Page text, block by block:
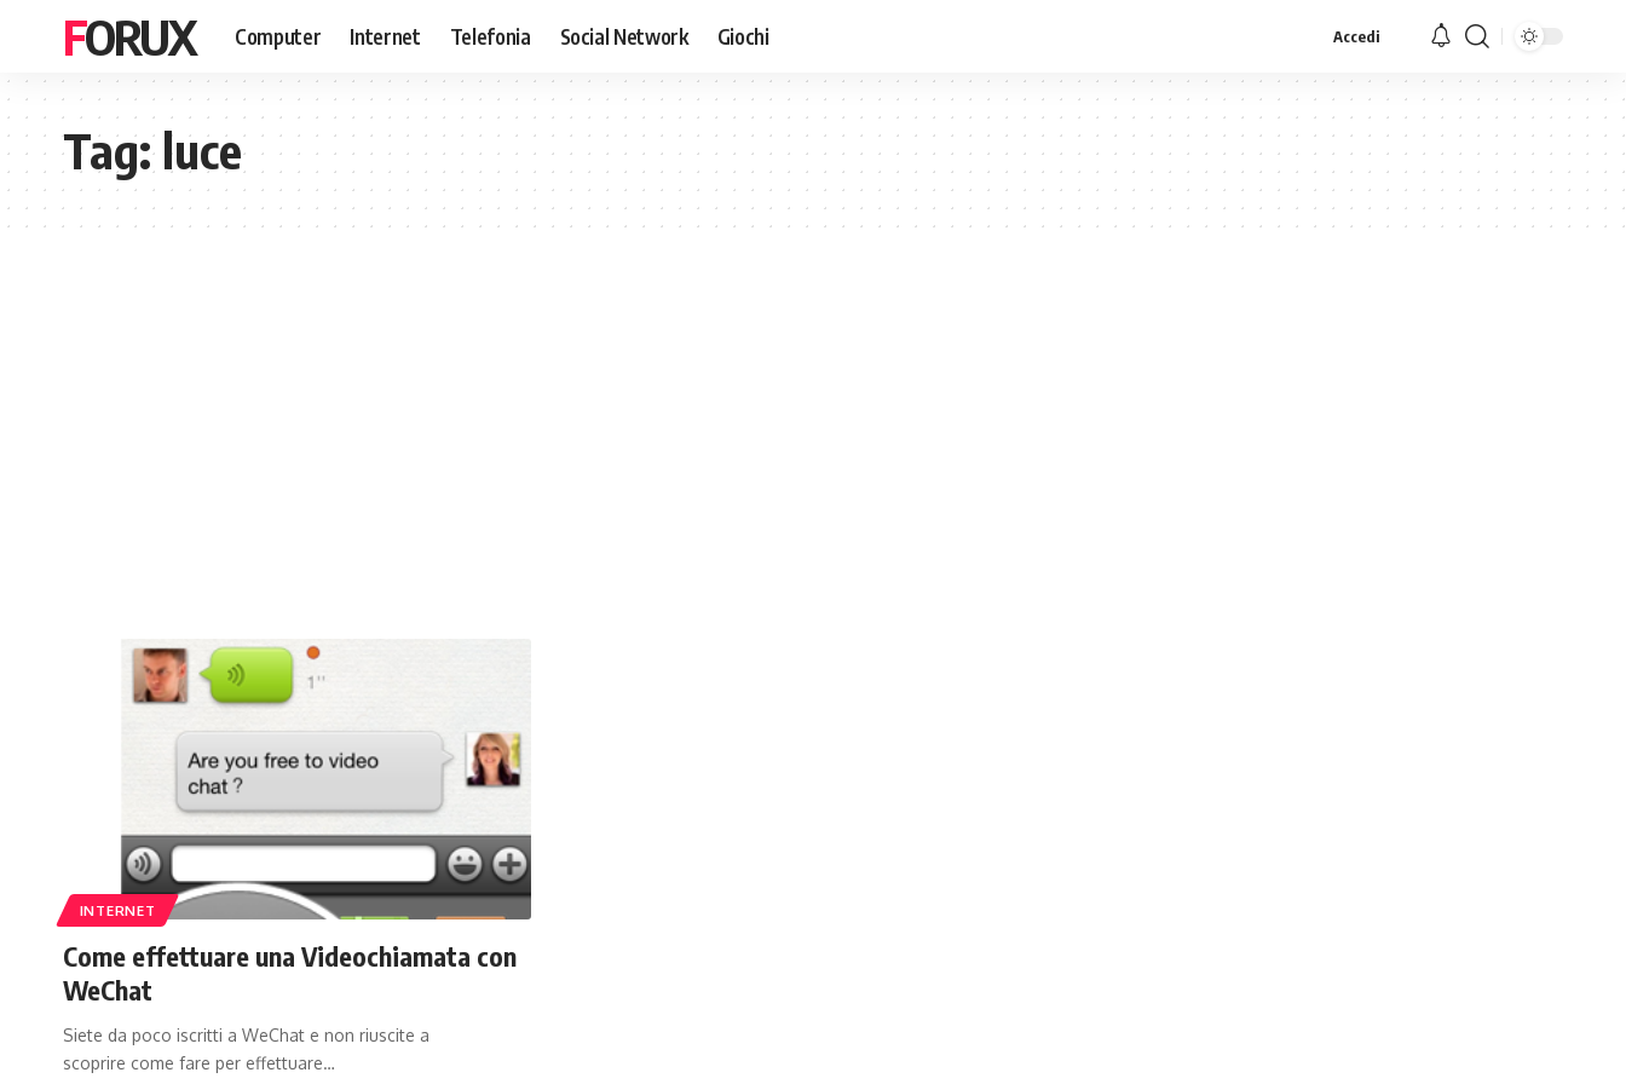
FORUX Computer Internet Telefonia Social Network Giochi Accedi
Tag:luce
INTERNET
Come effettuare una Videochiamata con
WeChat
Siete da poco iscritti a WeChat e non riuscite a
scoprire come fare per effettuare…